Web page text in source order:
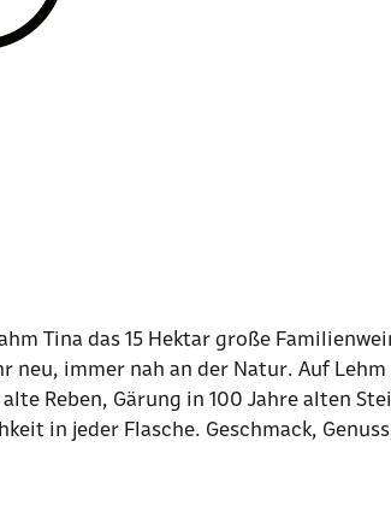
Tina das 15 Hektar große
neu, immer nah an der Natur. Auf
Reben, Gärung in 100 Jahre alten
in jeder Flasche. Geschmack,